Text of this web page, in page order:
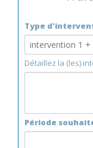
Type
Détaillez la (les)
Période